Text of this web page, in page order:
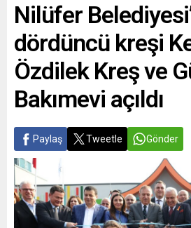
Nilüfer
dördüncü kreşi
Özdilek Kreş ve
Bakımevi açıldı
Paylaş Tweetle Gönder